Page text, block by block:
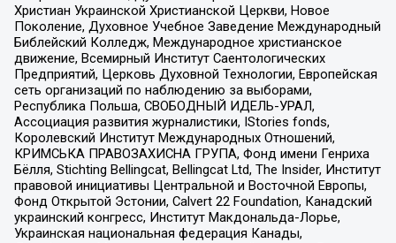
Христиан Украинской Христианской Церкви, Новое
Поколение, Духовное Учебное Заведение Международный
Библейский Колледж, Международное христианское
движение, Всемирный Институт Саентологических
Предприятий, Церковь Духовной Технологии, Европейская
сеть организаций по наблюдению за выборами,
Республика Польша, СВОБОДНЫЙ ИДЕЛЬ-УРАЛ,
Ассоциация развития журналистики, IStories fonds,
Королевский Институт Международных Отношений,
КРИМСЬКА ПРАВОЗАХИСНА ГРУПА, Фонд имени Генриха
Бёлля, Stichting Bellingcat, Bellingcat Ltd, The Insider, Институт
правовой инициативы Центральной и Восточной Европы,
Фонд Открытой Эстонии, Calvert 22 Foundation, Канадский
украинский конгресс, Институт Макдональда-Лорье,
Украинская национальная федерация Канады,